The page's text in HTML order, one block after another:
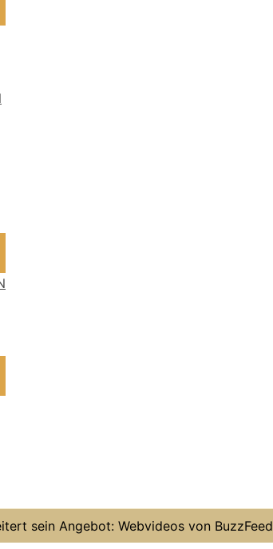
sein Angebot: Webvideos von